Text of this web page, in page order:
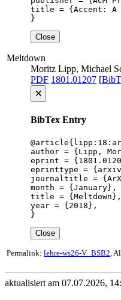
title = {Accent: A
}
Close
Meltdown
Moritz Lipp, Michael
PDF 1801.01207 [
🗙
BibTex Entry
author = {Lipp,
eprint =
eprinttype =
journaltitle =
month = {January},
title = {Meltdown},
year = {2018},
}
Close
Permalink: lehre-ws26-V_BSB2,
aktualisiert am 07.07.2026,